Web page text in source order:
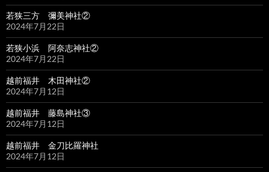
若狭三方 彌美神社②
2024年7月22日
若狭小浜 阿奈志神社②
2024年7月22日
越前福井 木田神社②
2024年7月12日
越前福井 藤島神社③
2024年7月12日
越前福井 金刀比羅神社
2024年7月12日